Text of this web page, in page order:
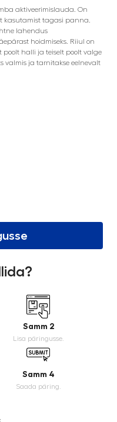
aktiveerimislauda. On
kasutamist tagasi panna.
lahendus
hoidmiseks. Riiul on
poolt halli ja teiselt poolt valge
valmis ja tarnitakse eelnevalt
Samm 2
Lisa päringusse.
Samm 4
Saada päring.